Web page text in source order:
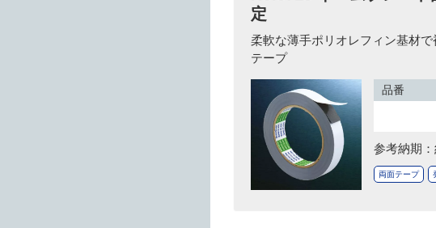
定
柔軟な薄手ポリオレフィン基材
テープ
品番
参考納期
両面テープ